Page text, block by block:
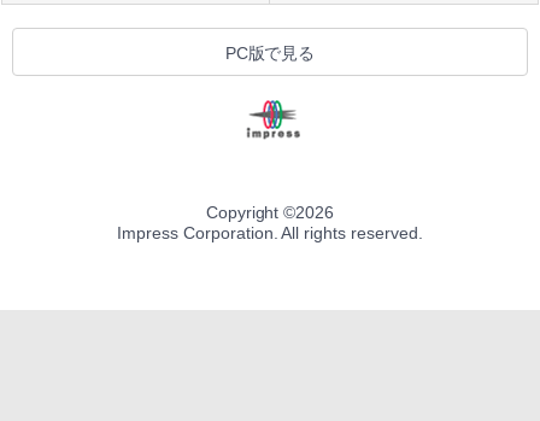
PC版で見る
Copyright ©2026
Impress Corporation. All rights reserved.